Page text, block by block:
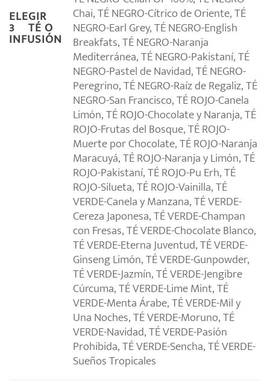
ELEGIR
3º TÉ O
INFUSIÓN
Chai, TÉ NEGRO-Cítrico de Oriente, TÉ
NEGRO-Earl Grey, TÉ NEGRO-English
Breakfats, TÉ NEGRO-Naranja
Mediterránea, TÉ NEGRO-Pakistaní, TÉ
NEGRO-Pastel de Navidad, TÉ NEGRO-
Peregrino, TÉ NEGRO-Raíz de Regaliz, TÉ
NEGRO-San Francisco, TÉ ROJO-Canela
Limón, TÉ ROJO-Chocolate y Naranja, TÉ
ROJO-Frutas del Bosque, TÉ ROJO-
Muerte por Chocolate, TÉ ROJO-Naranja
Maracuyá, TÉ ROJO-Naranja y Limón, TÉ
ROJO-Pakistaní, TÉ ROJO-Pu Erh, TÉ
ROJO-Silueta, TÉ ROJO-Vainilla, TÉ
VERDE-Canela y Manzana, TÉ VERDE-
Cereza Japonesa, TÉ VERDE-Champan
con Fresas, TÉ VERDE-Chocolate Blanco,
TÉ VERDE-Eterna Juventud, TÉ VERDE-
Ginseng Limón, TÉ VERDE-Gunpowder,
TÉ VERDE-Jazmín, TÉ VERDE-Jengibre
Cúrcuma, TÉ VERDE-Lime Mint, TÉ
VERDE-Menta Árabe, TÉ VERDE-Mil y
Una Noches, TÉ VERDE-Moruno, TÉ
VERDE-Navidad, TÉ VERDE-Pasión
Prohibida, TÉ VERDE-Sencha, TÉ VERDE-
Sueños Tropicales